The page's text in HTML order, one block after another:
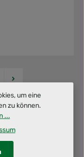
um eine
zu können.
...